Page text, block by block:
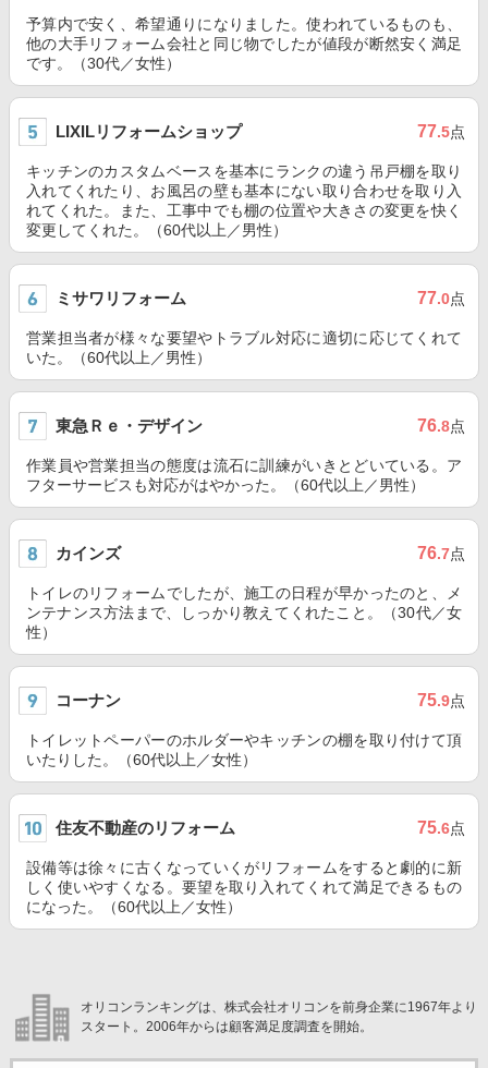
予算内で安く、希望通りになりました。使われているものも、
他の大手リフォーム会社と同じ物でしたが値段が断然安く満足
です。（30代／女性）
LIXILリフォームショップ 77.5点
キッチンのカスタムベースを基本にランクの違う吊戸棚を取り
入れてくれたり、お風呂の壁も基本にない取り合わせを取り入
れてくれた。また、工事中でも棚の位置や大きさの変更を快く
変更してくれた。（60代以上／男性）
ミサワリフォーム 77.0点
営業担当者が様々な要望やトラブル対応に適切に応じてくれて
いた。（60代以上／男性）
東急Ｒｅ・デザイン 76.8点
作業員や営業担当の態度は流石に訓練がいきとどいている。ア
フターサービスも対応がはやかった。（60代以上／男性）
カインズ 76.7点
トイレのリフォームでしたが、施工の日程が早かったのと、メ
ンテナンス方法まで、しっかり教えてくれたこと。（30代／女
性）
コーナン 75.9点
トイレットペーパーのホルダーやキッチンの棚を取り付けて頂
いたりした。（60代以上／女性）
住友不動産のリフォーム 75.6点
設備等は徐々に古くなっていくがリフォームをすると劇的に新
しく使いやすくなる。要望を取り入れてくれて満足できるもの
になった。（60代以上／女性）
オリコンランキングは、株式会社オリコンを前身企業に1967年より
スタート。2006年からは顧客満足度調査を開始。